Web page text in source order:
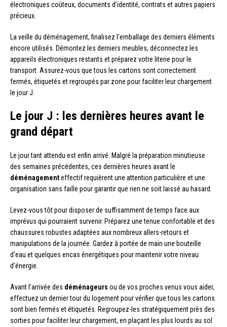
électroniques coûteux, documents d’identité, contrats et autres papiers
précieux.
La veille du déménagement, finalisez l’emballage des derniers éléments
encore utilisés. Démontez les derniers meubles, déconnectez les
appareils électroniques restants et préparez votre literie pour le
transport. Assurez-vous que tous les cartons sont correctement
fermés, étiquetés et regroupés par zone pour faciliter leur chargement
le jour J.
Le jour J : les dernières heures avant le
grand départ
Le jour tant attendu est enfin arrivé. Malgré la préparation minutieuse
des semaines précédentes, ces dernières heures avant le
déménagementeffectif requièrent une attention particulière et une
organisation sans faille pour garantir que rien ne soit laissé au hasard.
Levez-vous tôt pour disposer de suffisamment de temps face aux
imprévus qui pourraient survenir. Préparez une tenue confortable et des
chaussures robustes adaptées aux nombreux allers-retours et
manipulations de la journée. Gardez à portée de main une bouteille
d’eau et quelques encas énergétiques pour maintenir votre niveau
d’énergie.
Avant l’arrivée des déménageurs ou de vos proches venus vous aider,
effectuez un dernier tour du logement pour vérifier que tous les cartons
sont bien fermés et étiquetés. Regroupez-les stratégiquement près des
sorties pour faciliter leur chargement, en plaçant les plus lourds au sol